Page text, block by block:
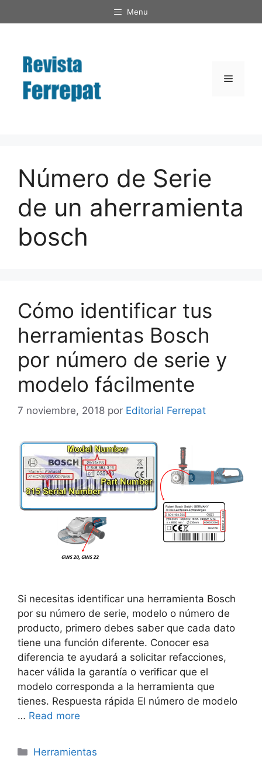
al
Menu
Menú
Número de Serie
de un aherramienta
bosch
Cómo identificar tus
herramientas Bosch
por número de serie y
modelo fácilmente
7 noviembre, 2018 por Editorial Ferrepat
Si necesitas identificar una herramienta Bosch
por su número de serie, modelo o número de
producto, primero debes saber que cada dato
tiene una función diferente. Conocer esa
diferencia te ayudará a solicitar refacciones,
hacer válida la garantía o verificar que el
modelo corresponda a la herramienta que
tienes. Respuesta rápida El número de modelo
… Read more
Categorías
Herramientas